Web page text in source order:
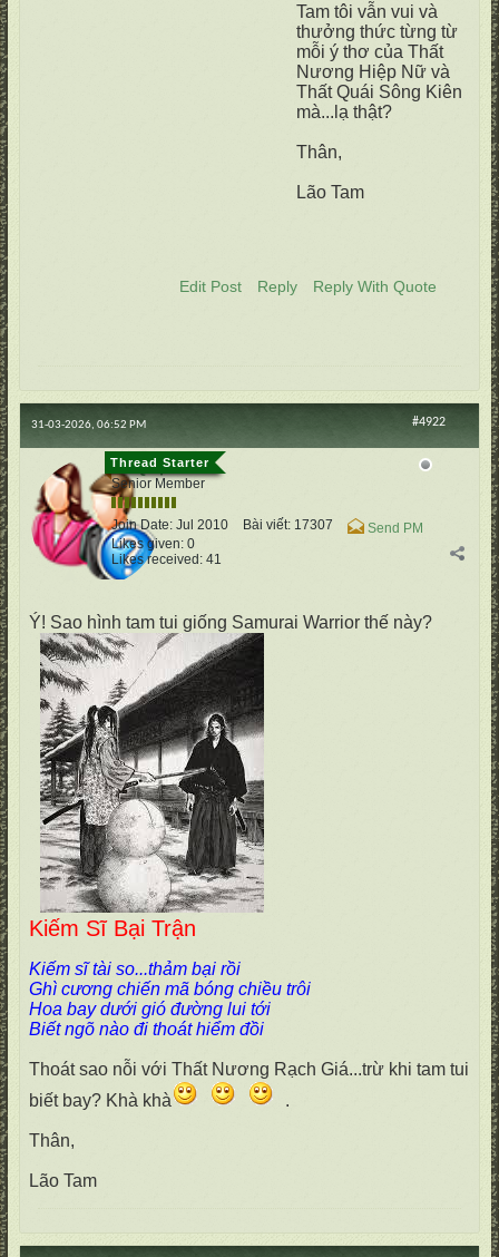
Tam tôi vẫn vui và
thưởng thức từng từ
mỗi ý thơ của Thất
Nương Hiệp Nữ và
Thất Quái Sông Kiên
mà...lạ thật?
Thân,
Lão Tam
Edit Post Reply Reply With Quote
#4922
31-03-2026, 06:52 PM
cố Quận
Senior Member
Join Date: Jul 2010 Bài viết: 17307
Send PM
Likes given: 0
Likes received: 41
Ý! Sao hình tam tui giống Samurai Warrior thế này?
Kiếm Sĩ Bại Trận
Kiếm sĩ tài so...thảm bại rồi
Ghì cương chiến mã bóng chiều trôi
Hoa bay dưới gió đường lui tới
Biết ngõ nào đi thoát hiểm đồi
Thoát sao nỗi với Thất Nương Rạch Giá...trừ khi tam tui
biết bay? Khà khà
.
Thân,
Lão Tam